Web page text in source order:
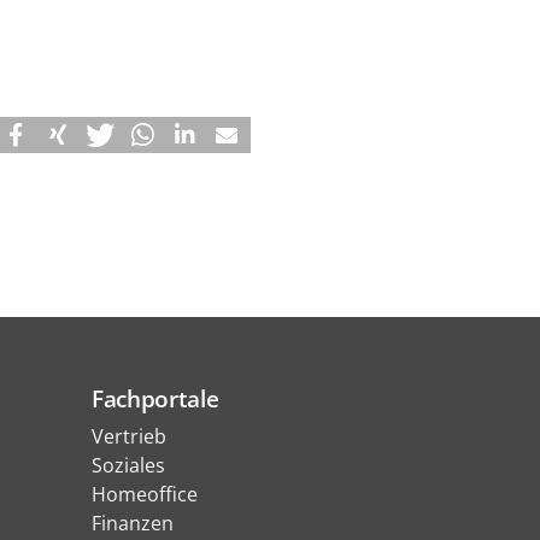
Fachportale
Vertrieb
Soziales
Homeoffice
Finanzen